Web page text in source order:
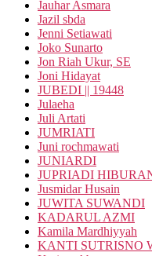
Jauhar Asmara
Jazil sbda
Jenni Setiawati
Joko Sunarto
Jon Riah Ukur, SE
Joni Hidayat
JUBEDI || 19448
Julaeha
Juli Artati
JUMRIATI
Juni rochmawati
JUNIARDI
JUPRIADI
Jusmidar Husain
JUWITA SUWANDI
KADARUL AZMI
Kamila Mardhiyyah
KANTI SUTRISNO